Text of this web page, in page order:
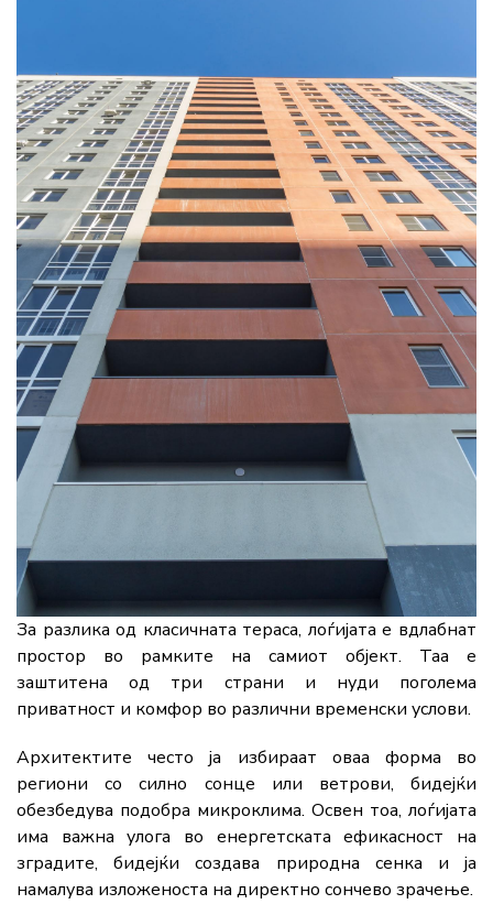
За разлика од класичната тераса, лоѓијата е вдлабнат
простор во рамките на самиот објект. Таа е
заштитена од три страни и нуди поголема
приватност и комфор во различни временски услови.
Архитектите често ја избираат оваа форма во
региони со силно сонце или ветрови, бидејќи
обезбедува подобра микроклима. Освен тоа, лоѓијата
има важна улога во енергетската ефикасност на
зградите, бидејќи создава природна сенка и ја
намалува изложеноста на директно сончево зрачење.